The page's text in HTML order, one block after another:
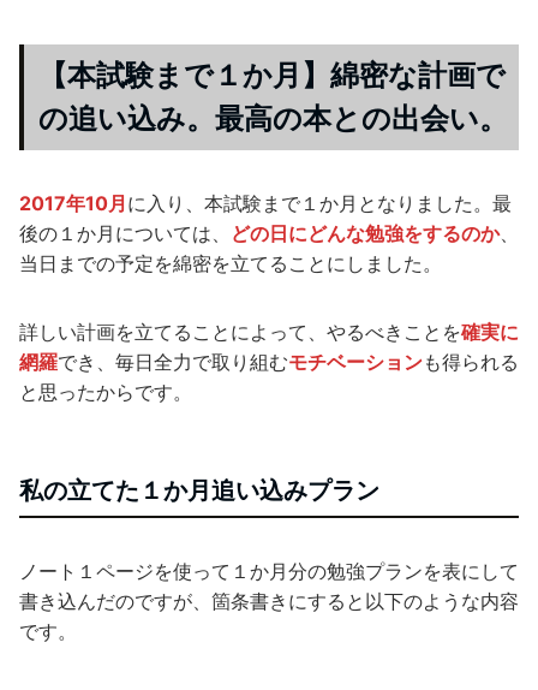
【本試験まで１か月】綿密な計画で
の追い込み。最高の本との出会い。
2017年10月 に入り、本試験まで１か月となりました。最
後の１か月については、 どの日にどんな勉強をするのか、
当日までの予定を綿密を立てることにしました。
詳しい計画を立てることによって、やるべきことを確実に
網羅でき、毎日全力で取り組むモチベーションも得られる
と思ったからです。
私の立てた１か月追い込みプラン
ノート１ページを使って１か月分の勉強プランを表にして
書き込んだのですが、箇条書きにすると以下のような内容
です。